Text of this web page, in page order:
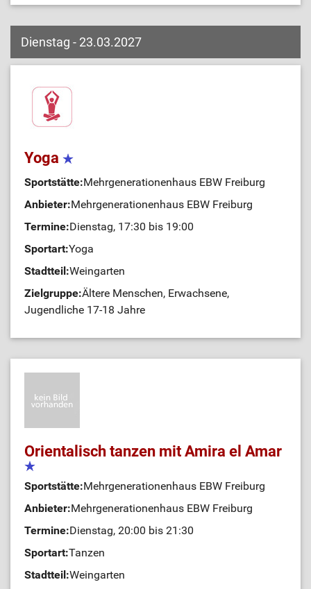
Dienstag - 23.03.2027
Yoga
Sportstätte:Mehrgenerationenhaus EBW Freiburg
Anbieter:Mehrgenerationenhaus EBW Freiburg
Termine:Dienstag, 17:30 bis 19:00
Sportart:Yoga
Stadtteil:Weingarten
Zielgruppe:Ältere Menschen, Erwachsene,
Jugendliche 17-18 Jahre
Orientalisch tanzen mit Amira el Amar
Sportstätte:Mehrgenerationenhaus EBW Freiburg
Anbieter:Mehrgenerationenhaus EBW Freiburg
Termine:Dienstag, 20:00 bis 21:30
Sportart:Tanzen
Stadtteil:Weingarten